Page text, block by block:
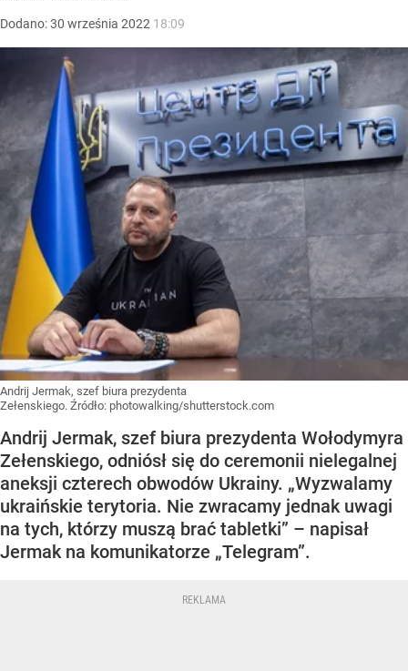
Dodano:30 września 2022 18:09
Andrij Jermak, szef biura prezydenta
Zełenskiego. Źródło: photowalking/shutterstock.com
Andrij Jermak, szef biura prezydenta Wołodymyra
Zełenskiego, odniósł się do ceremonii nielegalnej
aneksji czterech obwodów Ukrainy. „Wyzwalamy
ukraińskie terytoria. Nie zwracamy jednak uwagi
na tych, którzy muszą brać tabletki” – napisał
Jermak na komunikatorze „Telegram”.